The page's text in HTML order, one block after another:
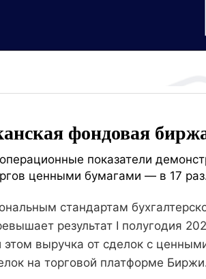
фондовая
показатели
ценными бумагами — в 17
стандартам
результат I полугодия
выручка от сделок с
на торговой платформе